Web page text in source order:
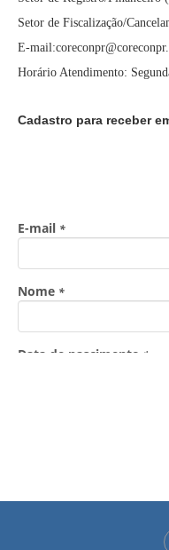
Setor de Fiscalização/
E-
Horário Atendimento:
Cadastro para receber